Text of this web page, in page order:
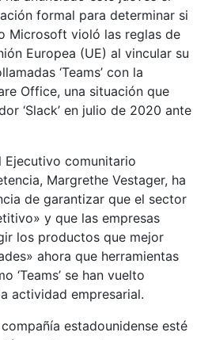
formal para determinar si
Microsoft violó las reglas de
Europea (UE) al vincular su
‘Teams’ con la
Office, una situación que
‘Slack’ en julio de 2020 ante
Ejecutivo comunitario
Margrethe Vestager, ha
de garantizar que el sector
y que las empresas
los productos que mejor
ahora que herramientas
‘Teams’ se han vuelto
actividad empresarial.
estadounidense esté